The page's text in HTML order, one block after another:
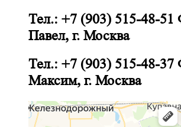
Тел.: +7 (903) 515-48-51
Павел, г. Москва
Тел.: +7 (903) 515-48-37
Максим, г. Москва